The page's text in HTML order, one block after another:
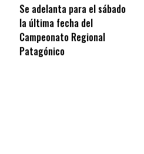
Se adelanta para el sábado
la última fecha del
Campeonato Regional
Patagónico